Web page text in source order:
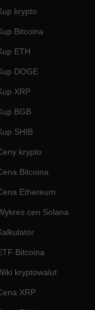
krypto
Bitcoina
ETH
DOGE
XRP
BGB
SHIB
krypto
Bitcoina
Ethereum
cen Solana
Bitcoina
kryptowalut
XRP